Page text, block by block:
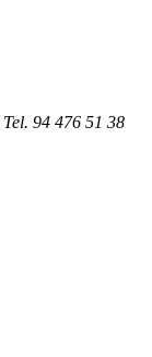
Tel. 94 476 51 38